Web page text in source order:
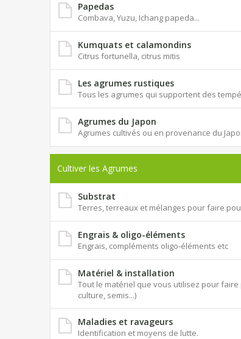
Papedas
Combava, Yuzu, Ichang papeda...
Kumquats et calamondins
Citrus fortunella, citrus mitis
Les agrumes rustiques
Tous les agrumes qui supportent des
Agrumes du Japon
Agrumes cultivés ou en provenance du
Cultiver les Agrumes
Substrat
Terres, terreaux et mélanges pour faire
Engrais & oligo-éléments
Engrais, compléments oligo-éléments etc
Matériel & installation
Tout le matériel que vous utilisez pour
culture, semis...)
Maladies et ravageurs
Identification et moyens de lutte.